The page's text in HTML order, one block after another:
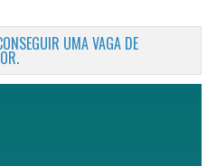
UMA VAGA DE